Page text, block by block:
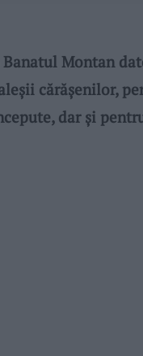
Banatul Montan
cărășenilor,
dar și